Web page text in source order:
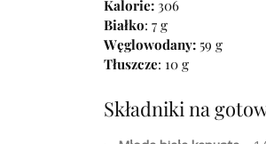
Kalorie: 306
Białko: 7 g
Węglowodany: 59 g
Tłuszcze: 10 g
Składniki na